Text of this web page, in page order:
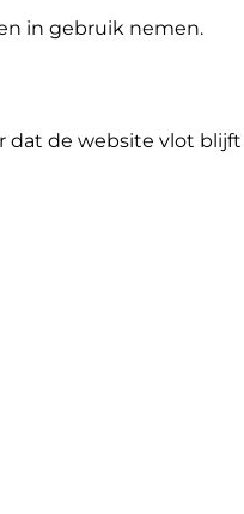
in gebruik nemen.
dat de website vlot